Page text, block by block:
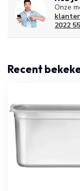
Onze
2022
Recent